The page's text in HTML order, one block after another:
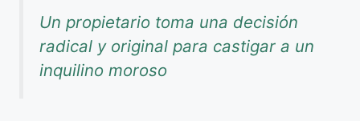
Un propietario toma una decisión
radical y original para castigar a un
inquilino moroso